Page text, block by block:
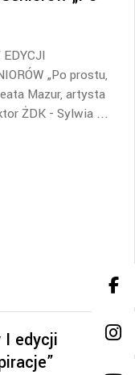
„Po prostu,
Mazur, artysta
ŻDK - Sylwia
I edycji